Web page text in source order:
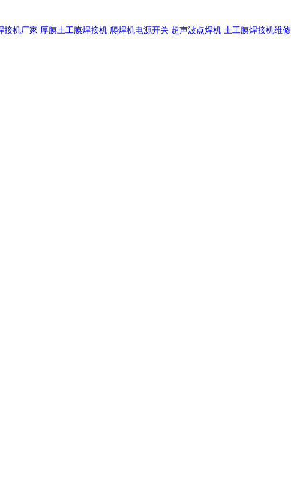
接机厂家 厚膜土工膜焊接机 爬焊机电源开关 超声波点焊机 土工膜焊接机维修